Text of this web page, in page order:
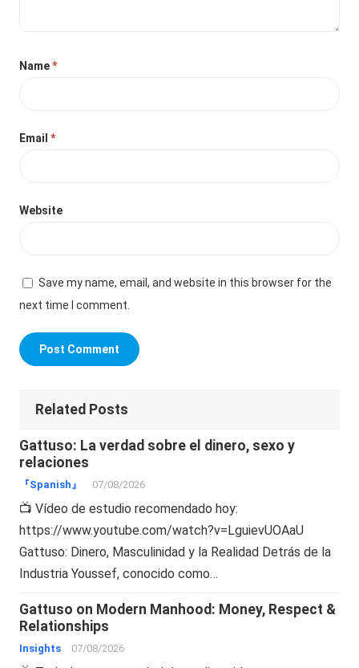
Name*
Email*
Website
Save my name, email, and website in this browser for the
next time I comment.
Related Posts
Gattuso: La verdad sobre el dinero, sexo y
relaciones
『Spanish』 07/08/2026
📺 Vídeo de estudio recomendado hoy:
https://www.youtube.com/watch?v=LguievUOAaU
Gattuso: Dinero, Masculinidad y la Realidad Detrás de la
Industria Youssef, conocido como…
Gattuso on Modern Manhood: Money, Respect &
Relationships
Insights 07/08/2026